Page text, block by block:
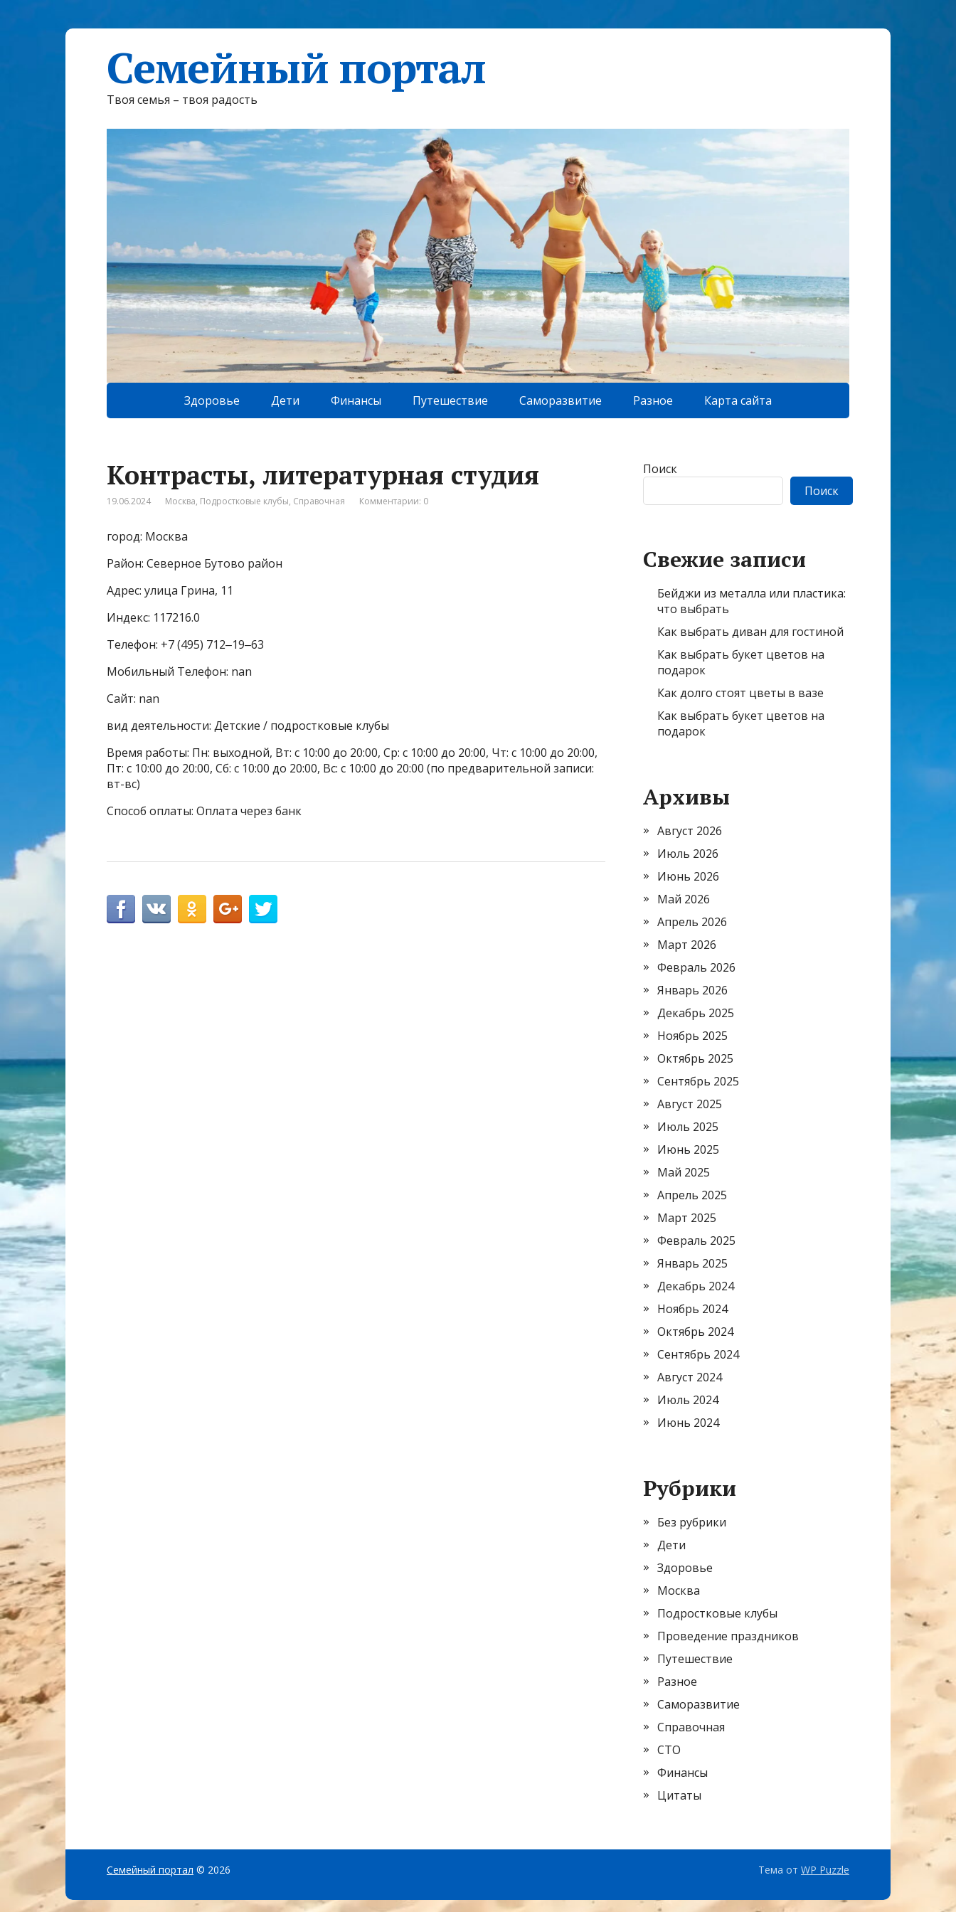
Семейный портал
Твоя семья – твоя радость
Здоровье Дети Финансы Путешествие Саморазвитие Разное Карта сайта
Контрасты, литературная студия
19.06.2024 Москва, Подростковые клубы, Справочная Комментарии: 0
город: Москва
Район: Северное Бутово район
Адрес: улица Грина, 11
Индекс: 117216.0
Телефон: +7 (495) 712‒19‒63
Мобильный Телефон: nan
Сайт: nan
вид деятельности: Детские / подростковые клубы
Время работы: Пн: выходной, Вт: с 10:00 до 20:00, Ср: с 10:00 до 20:00, Чт: с 10:00 до 20:00,
Пт: с 10:00 до 20:00, Сб: с 10:00 до 20:00, Вс: с 10:00 до 20:00 (по предварительной записи:
вт-вс)
Способ оплаты: Оплата через банк
Поиск
Поиск
Свежие записи
Бейджи из металла или пластика:
что выбрать
Как выбрать диван для гостиной
Как выбрать букет цветов на
подарок
Как долго стоят цветы в вазе
Как выбрать букет цветов на
подарок
Архивы
Август 2026
Июль 2026
Июнь 2026
Май 2026
Апрель 2026
Март 2026
Февраль 2026
Январь 2026
Декабрь 2025
Ноябрь 2025
Октябрь 2025
Сентябрь 2025
Август 2025
Июль 2025
Июнь 2025
Май 2025
Апрель 2025
Март 2025
Февраль 2025
Январь 2025
Декабрь 2024
Ноябрь 2024
Октябрь 2024
Сентябрь 2024
Август 2024
Июль 2024
Июнь 2024
Рубрики
Без рубрики
Дети
Здоровье
Москва
Подростковые клубы
Проведение праздников
Путешествие
Разное
Саморазвитие
Справочная
СТО
Финансы
Цитаты
Семейный портал © 2026 Тема от WP Puzzle